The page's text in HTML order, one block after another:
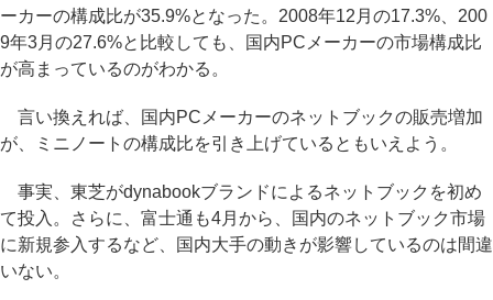
ーカーの構成比が35.9%となった。2008年12月の17.3%、200
9年3月の27.6%と比較しても、国内PCメーカーの市場構成比
が高まっているのがわかる。
言い換えれば、国内PCメーカーのネットブックの販売増加
が、ミニノートの構成比を引き上げているともいえよう。
事実、東芝がdynabookブランドによるネットブックを初め
て投入。さらに、富士通も4月から、国内のネットブック市場
に新規参入するなど、国内大手の動きが影響しているのは間違
いない。